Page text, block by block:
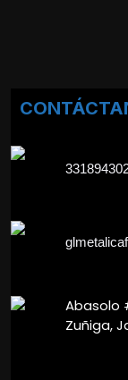
Abasolo
Zuñiga,